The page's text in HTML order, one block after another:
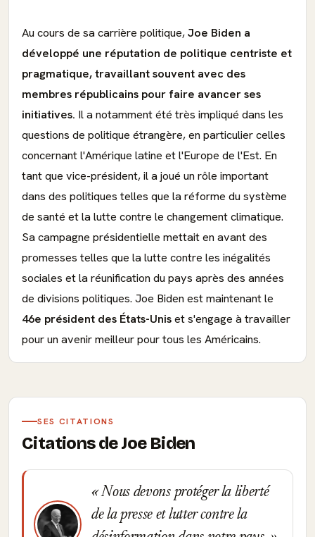
Au cours de sa carrière politique,Joe Biden a
développé une réputation de politique centriste et
pragmatique, travaillant souvent avec des
membres républicains pour faire avancer ses
initiatives. Il a notamment été très impliqué dans les
questions de politique étrangère, en particulier celles
concernant l'Amérique latine et l'Europe de l'Est. En
tant que vice-président, il a joué un rôle important
dans des politiques telles que la réforme du système
de santé et la lutte contre le changement climatique.
Sa campagne présidentielle mettait en avant des
promesses telles que la lutte contre les inégalités
sociales et la réunification du pays après des années
de divisions politiques. Joe Biden est maintenant le
46e président des États-Uniset s'engage à travailler
pour un avenir meilleur pour tous les Américains.
SES CITATIONS
Citations de Joe Biden
Nous devons protéger la liberté
de la presse et lutter contre la